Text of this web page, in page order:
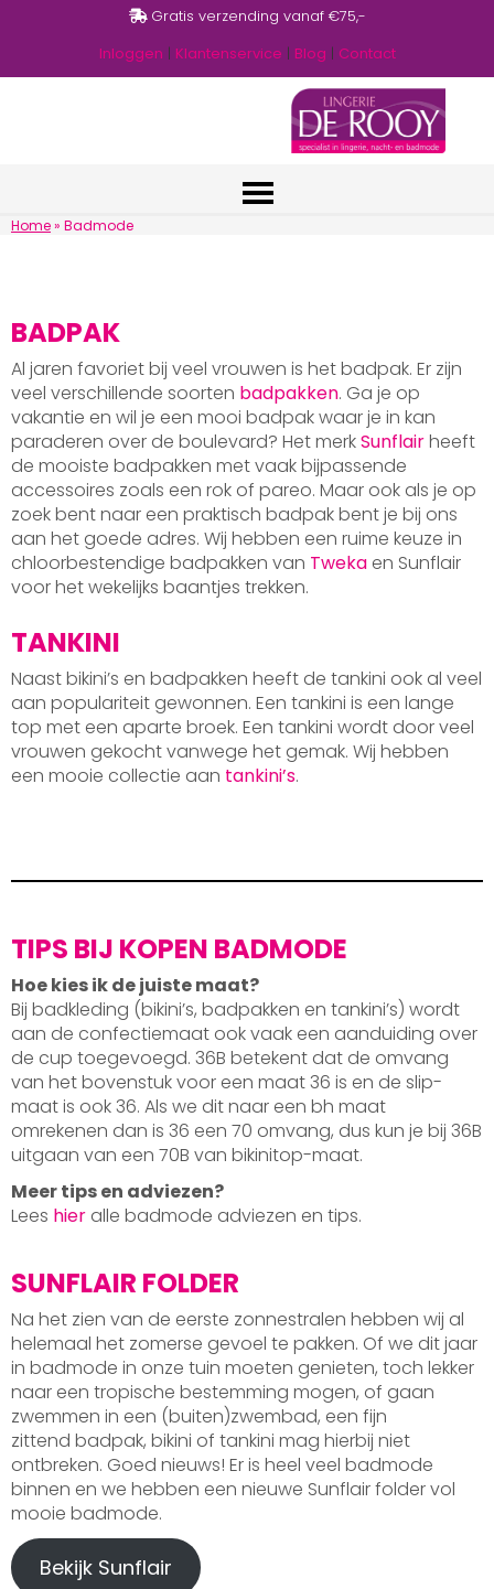
Gratis verzending vanaf €75,-
Inloggen | Klantenservice | Blog | Contact
Home» Badmode
BADPAK
Al jaren favoriet bij veel vrouwen is het badpak. Er zijn
veel verschillende soorten badpakken. Ga je op
vakantie en wil je een mooi badpak waar je in kan
paraderen over de boulevard? Het merkSunflairheeft
de mooiste badpakken met vaak bijpassende
accessoires zoals een rok of pareo. Maar ook als je op
zoek bent naar een praktisch badpak bent je bij ons
aan het goede adres. Wij hebben een ruime keuze in
chloorbestendige badpakken van Tweka en Sunflair
voor het wekelijks baantjes trekken.
TANKINI
Naast bikini’s en badpakken heeft de tankini ook al veel
aan populariteit gewonnen. Een tankini is een lange
top met een aparte broek. Een tankini wordt door veel
vrouwen gekocht vanwege het gemak. Wij hebben
een mooie collectie aan tankini’s.
TIPS BIJ KOPEN BADMODE
Hoe kies ik de juiste maat?
Bij badkleding (bikini’s, badpakken en tankini’s) wordt
aan de confectiemaat ook vaak een aanduiding over
de cup toegevoegd. 36B betekent dat de omvang
van het bovenstuk voor een maat 36 is en de slip-
maat is ook 36. Als we dit naar een bh maat
omrekenen dan is 36 een 70 omvang, dus kun je bij 36B
uitgaan van een 70B van bikinitop-maat.
Meer tips en adviezen?
Lees hier alle badmode adviezen en tips.
SUNFLAIR FOLDER
Na het zien van de eerste zonnestralen hebben wij al
helemaal het zomerse gevoel te pakken. Of we dit jaar
in badmode in onze tuin moeten genieten, toch lekker
naar een tropische bestemming mogen, of gaan
zwemmen in een (buiten)zwembad, een fijn
zittend badpak, bikini of tankini mag hierbij niet
ontbreken. Goed nieuws! Er is heel veel badmode
binnen en we hebben een nieuwe Sunflair folder vol
mooie badmode.
Bekijk Sunflair